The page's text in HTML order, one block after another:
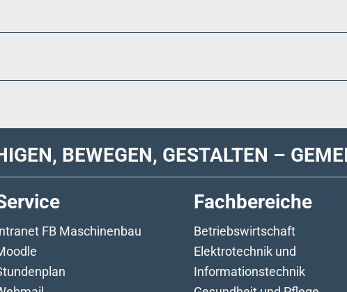
BEWEGEN, GESTALTEN –
FB Maschinenbau
Fachbereiche
Betriebswirtschaft
Elektrotechnik und
Informationstechnik